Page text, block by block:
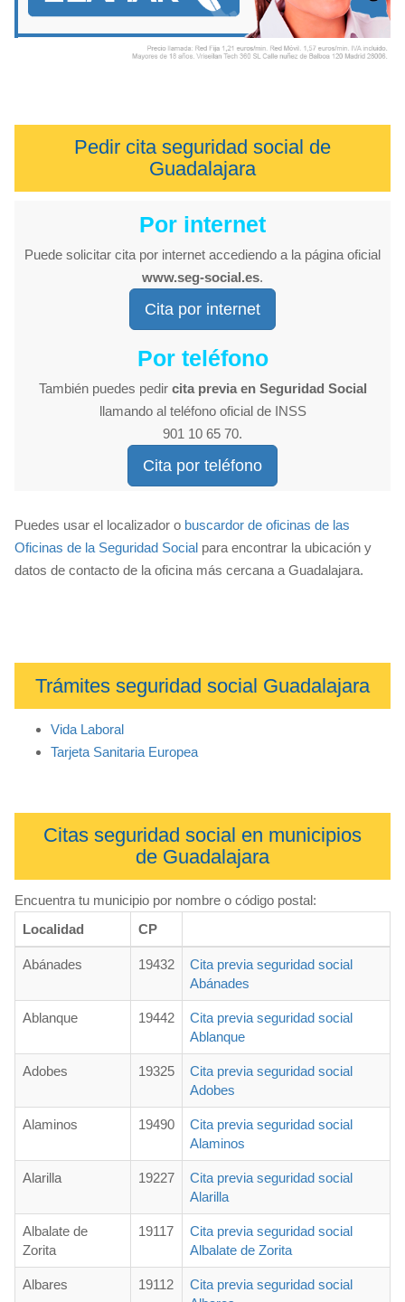
Pedir cita seguridad social de
Guadalajara
Por internet
Puede solicitar cita por internet accediendo a la página oficial
www.seg-social.es.
Cita por internet
Por teléfono
También puedes pedir cita previa en Seguridad Social
llamando al teléfono oficial de INSS
901 10 65 70.
Cita por teléfono
Puedes usar el localizador o buscardor de oficinas de las
Oficinas de la Seguridad Social para encontrar la ubicación y
datos de contacto de la oficina más cercana a Guadalajara.
Trámites seguridad social Guadalajara
Vida Laboral
Tarjeta Sanitaria Europea
Citas seguridad social en municipios
de Guadalajara
Encuentra tu municipio por nombre o código postal:
Localidad
CP
Abánades 19432
Cita previa seguridad social
Abánades
Ablanque 19442
Cita previa seguridad social
Ablanque
Adobes 19325
Cita previa seguridad social
Adobes
Alaminos 19490
Cita previa seguridad social
Alaminos
Alarilla 19227
Cita previa seguridad social
Alarilla
Albalate de
Zorita
19117
Cita previa seguridad social
Albalate de Zorita
Albares 19112
Cita previa seguridad social